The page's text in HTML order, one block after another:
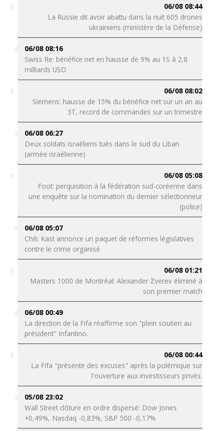
06/08 08:44
La Russie dit avoir abattu dans la nuit 605 drones
ukrainiens (ministère de la Défense)
06/08 08:16
Swiss Re: bénéfice net en hausse de 9% au 1S à 2,8
milliards USD
06/08 08:02
Siemens: hausse de 15% du bénéfice net sur un an au
3T, record de commandes sur un trimestre
06/08 06:27
Deux soldats israéliens tués dans le sud du Liban
(armée israélienne)
06/08 05:08
Foot: perquisition à la fédération sud-coréenne dans
une enquête sur la nomination du dernier sélectionneur
(police)
06/08 05:07
Chili: Kast annonce un paquet de réformes législatives
contre le crime organisé
06/08 01:21
Masters 1000 de Montréal: Alexander Zverev éliminé à
son premier match
06/08 00:49
La direction de la Fifa réaffirme son "plein soutien au
président" Infantino.
06/08 00:44
La Fifa "présente des excuses" après la polémique sur
l'ouverture aux investisseurs privés.
05/08 23:02
Wall Street clôture en ordre dispersé: Dow Jones
+0,49%, Nasdaq -0,83%, S&P 500 -0,17%